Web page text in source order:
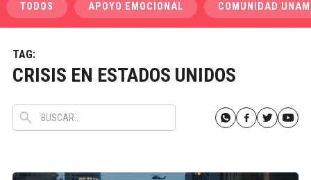
TODOS APOYO EMOCIONAL COMUNIDAD UNAM
TAG:
CRISIS EN ESTADOS UNIDOS